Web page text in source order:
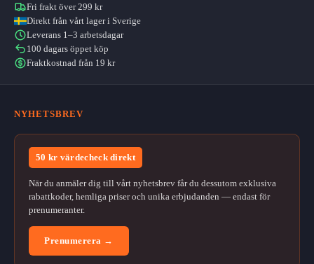
Fri frakt över 299 kr
Direkt från vårt lager i Sverige
Leverans 1–3 arbetsdagar
100 dagars öppet köp
Fraktkostnad från 19 kr
NYHETSBREV
50 kr värdecheck direkt
När du anmäler dig till vårt nyhetsbrev får du dessutom exklusiva
rabattkoder, hemliga priser och unika erbjudanden — endast för
prenumeranter.
Prenumerera →